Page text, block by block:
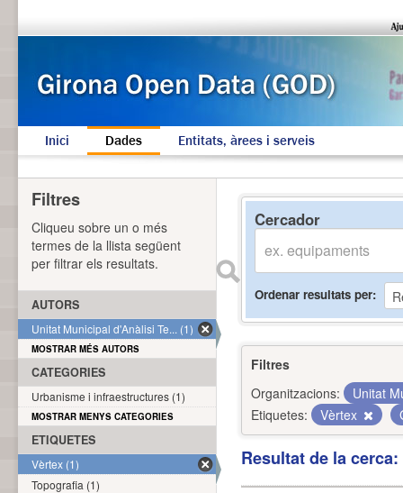
Inici Dades Entitats, àrees i serveis
Cercador
Ordenar resultats per
Filtres
Organitzacions:
Unitat
Etiquetes:
Vèrtex
Resultat de la
Filtres
Cliqueu sobre un o més
termes de la llista següent
per filtrar els resultats.
AUTORS
Unitat Municipal d'Anàlisi Te... (1)
MOSTRAR MÉS AUTORS
CATEGORIES
Urbanisme i infraestructures (1)
MOSTRAR MENYS CATEGORIES
ETIQUETES
Vèrtex (1)
Topografia (1)